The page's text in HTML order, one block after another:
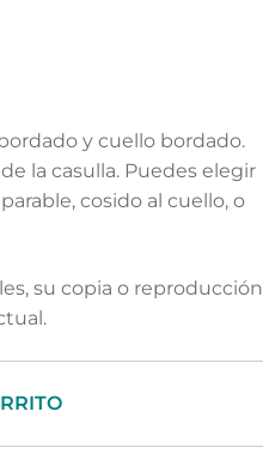
y cuello bordado.
la casulla. Puedes elegir
cosido al cuello, o
su copia o reproducción